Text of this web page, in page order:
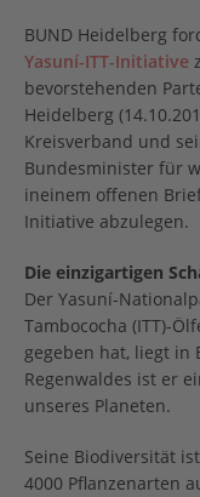
BUND Heidelberg
Yasuní-ITT-Initiative
bevorstehenden
Heidelberg
Kreisverband und
Bundesminister für
ineinem offenen
Initiative abzulegen.
Die einzigartigen
Der Yasuní-
Tambococha (ITT)-
gegeben hat, liegt in
Regenwaldes ist er
unseres Planeten.
Seine Biodiversität
4000 Pflanzenarten